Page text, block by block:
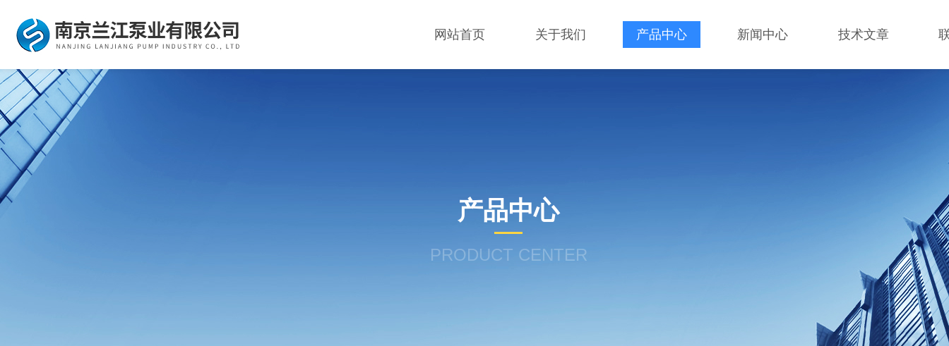
网站首页 关于我们 产品中心 新闻中心 技术文章
产品中心
PRODUCT CENTER